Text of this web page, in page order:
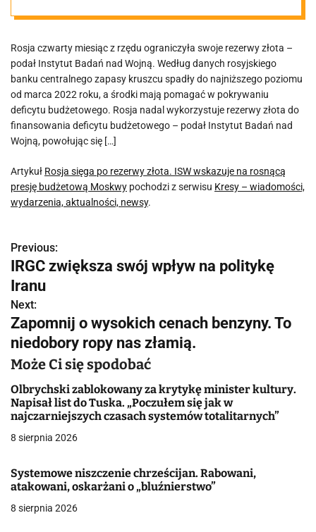
presję
budżetową
Moskwy
Rosja czwarty miesiąc z rzędu ograniczyła swoje rezerwy złota –
podał Instytut Badań nad Wojną. Według danych rosyjskiego
banku centralnego zapasy kruszcu spadły do najniższego poziomu
od marca 2022 roku, a środki mają pomagać w pokrywaniu
deficytu budżetowego. Rosja nadal wykorzystuje rezerwy złota do
finansowania deficytu budżetowego – podał Instytut Badań nad
Wojną, powołując się […]
Artykuł Rosja sięga po rezerwy złota. ISW wskazuje na rosnącą
presję budżetową Moskwy pochodzi z serwisu Kresy – wiadomości,
wydarzenia, aktualności, newsy.
N
a
w
i
g
a
c
j
a
w
Previous:
IRGC zwiększa swój wpływ na politykę
Iranu
Next:
Zapomnij o wysokich cenach benzyny. To
niedobory ropy nas złamią.
Może Ci się spodobać
Olbrychski zablokowany za krytykę minister kultury.
Napisał list do Tuska. „Poczułem się jak w
najczarniejszych czasach systemów totalitarnych”
8 sierpnia 2026
Systemowe niszczenie chrześcijan. Rabowani,
atakowani, oskarżani o „bluźnierstwo”
8 sierpnia 2026